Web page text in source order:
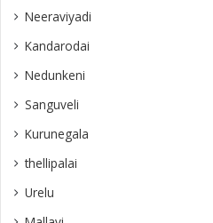
Navanthurai
Kollankaladdi
Parantan
Pudukudiyiruppu
Newyork
Hatton
paruththurai